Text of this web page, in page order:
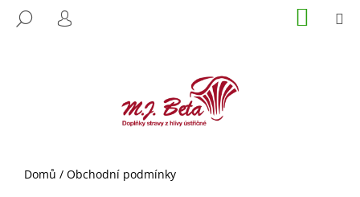
Přejít
HLEDAT
PŘIHLÁŠENÍ KOŠÍK
Domů / Obchodní podmínky
T